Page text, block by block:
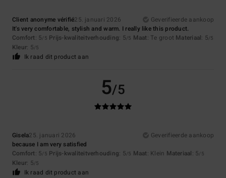
Client anonyme vérifié25. januari 2026
Geverifieerde aankoop
It's very comfortable, stylish and warm. I really like this product.
Comfort: 5/5 Prijs-kwaliteitverhouding: 5/5 Maat: Te groot Materiaal: 5/5
Kleur: 5/5
Ik raad dit product aan
5/5
Gisela25. januari 2026
Geverifieerde aankoop
because I am very satisfied
Comfort: 5/5 Prijs-kwaliteitverhouding: 5/5 Maat: Klein Materiaal: 5/5
Kleur: 5/5
Ik raad dit product aan